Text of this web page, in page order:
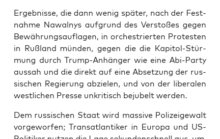
Ergeb­nis­se, die dann wenig spä­ter, nach der Fest­
nah­me Nawal­nys auf­grund des Ver­sto­ßes gegen
Bewäh­rungs­auf­la­gen, in orches­trier­ten Pro­tes­ten
in Ruß­land mün­den, gegen die die Kapi­tol-Stür­
mung durch Trump-Anhän­ger wie eine Abi-Par­ty
aus­sah und die direkt auf eine Abset­zung der rus­
si­schen Regie­rung abzie­len, und von der libe­ra­len
west­li­chen Pres­se unkri­tisch beju­belt werden.
Dem rus­si­schen Staat wird mas­si­ve Poli­zei­ge­walt
vor­ge­wor­fen; Trans­at­lan­ti­ker in Euro­pa und US-